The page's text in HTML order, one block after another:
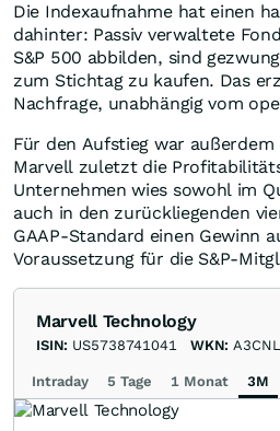
Die Indexaufnahme hat einen
dahinter: Passiv verwaltete
S&P 500 abbilden, sind
zum Stichtag zu kaufen. Das
Nachfrage, unabhängig vom
Für den Aufstieg war
Marvell zuletzt die
Unternehmen wies sowohl im
auch in den zurückliegenden
GAAP-Standard einen Gewinn
Voraussetzung für die S&P-
Marvell Technology
ISIN: US5738741041 WKN:
Intraday 5 Tage 1 Monat 3M